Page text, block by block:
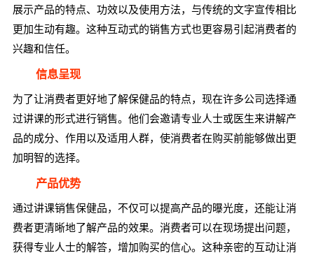
展示产品的特点、功效以及使用方法，与传统的文字宣传相比
更加生动有趣。这种互动式的销售方式也更容易引起消费者的
兴趣和信任。
信息呈现
为了让消费者更好地了解保健品的特点，现在许多公司选择通
过讲课的形式进行销售。他们会邀请专业人士或医生来讲解产
品的成分、作用以及适用人群，使消费者在购买前能够做出更
加明智的选择。
产品优势
通过讲课销售保健品，不仅可以提高产品的曝光度，还能让消
费者更清晰地了解产品的效果。消费者可以在现场提出问题，
获得专业人士的解答，增加购买的信心。这种亲密的互动让消